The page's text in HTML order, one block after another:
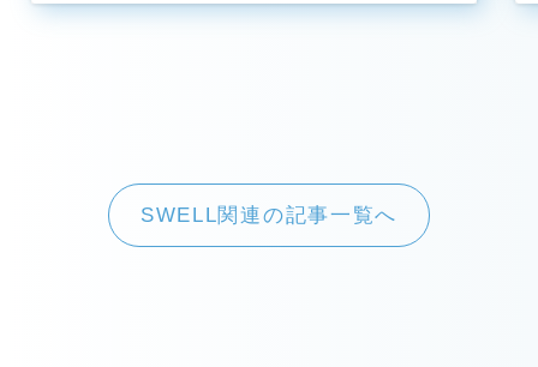
SWELL関連の記事一覧へ